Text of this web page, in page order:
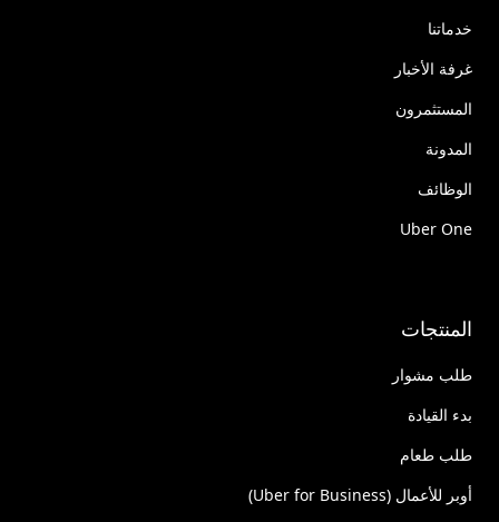
خدماتنا
غرفة الأخبار
المستثمرون
المدونة
الوظائف
Uber One
المنتجات
طلب مشوار
بدء القيادة
طلب طعام
أوبر للأعمال (Uber for Business)